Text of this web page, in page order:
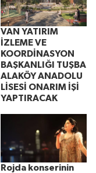
VAN YATIRIM
İZLEME VE
KOORDİNASYON
BAŞKANLIĞI TUŞBA
ALAKÖY ANADOLU
LİSESİ ONARIM İŞİ
YAPTIRACAK
Rojda konserinin